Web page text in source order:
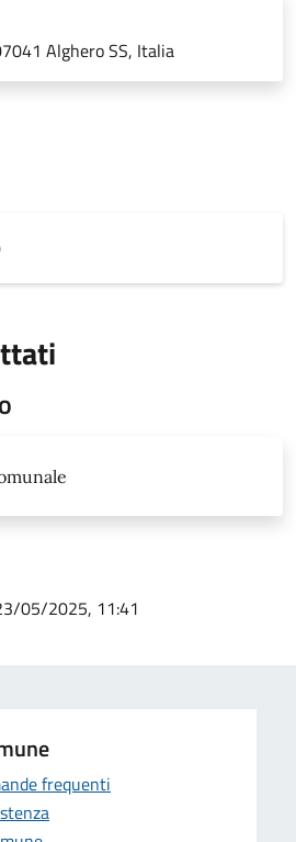
Alghero SS, Italia
05/2025, 11:41
frequenti